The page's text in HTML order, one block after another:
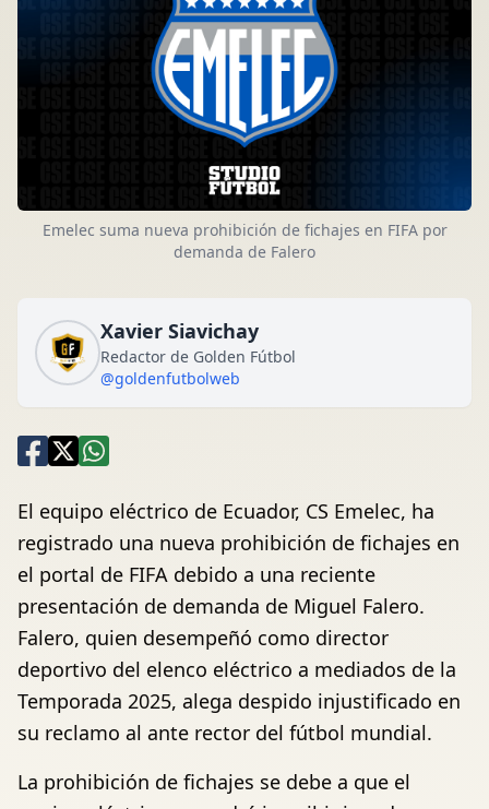
Emelec suma nueva prohibición de fichajes en FIFA por
demanda de Falero
Xavier Siavichay
Redactor de Golden Fútbol
@goldenfutbolweb
El equipo eléctrico de Ecuador, CS Emelec, ha
registrado una nueva prohibición de fichajes en
el portal de FIFA debido a una reciente
presentación de demanda de Miguel Falero.
Falero, quien desempeñó como director
deportivo del elenco eléctrico a mediados de la
Temporada 2025, alega despido injustificado en
su reclamo al ante rector del fútbol mundial.
La prohibición de fichajes se debe a que el